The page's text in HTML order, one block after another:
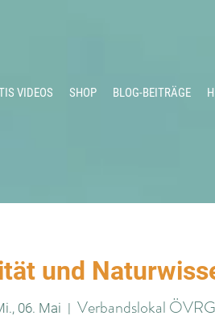
VIDEOS SHOP BLOG-BEITRÄGE
und
06. Mai
  |
Verbandslokal ÖVRG